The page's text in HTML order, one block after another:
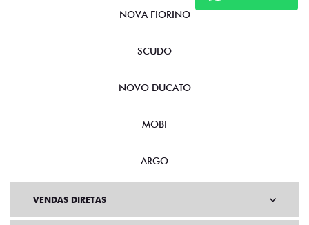
NOVA FIORINO
SCUDO
NOVO DUCATO
MOBI
ARGO
VENDAS DIRETAS